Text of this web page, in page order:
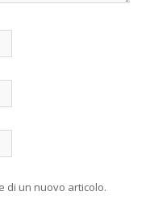
di un nuovo articolo.